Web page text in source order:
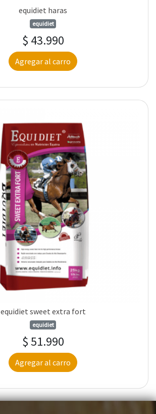
equidiet haras
equidiet
$ 43.990
Agregar al carro
equidiet sweet extra fort
equidiet
$ 51.990
Agregar al carro